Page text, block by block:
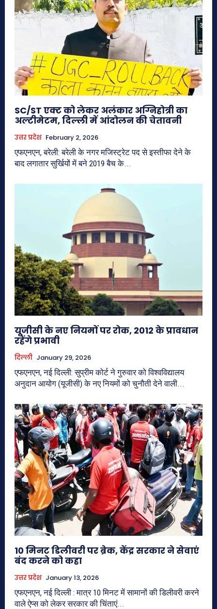
SC/ST एक्ट को लेकर अलंकार अग्निहोत्री का
अल्टीमेटम, दिल्ली में आंदोलन की चेतावनी
उत्तर प्रदेश February 2, 2026
एफएनएन, बरेली: बरेली के नगर मजिस्ट्रेट पद से इस्तीफा देने के
बाद लगातार सुर्खियों में बने 2019 बैच के...
यूजीसी के नए नियमों पर रोक, 2012 के प्रावधान
रहेंगे प्रभावी
दिल्ली January 29, 2026
एफएनएन, नई दिल्ली: सुप्रीम कोर्ट ने गुरुवार को विश्वविद्यालय
अनुदान आयोग (यूजीसी) के नए नियमों को चुनौती देने वाली...
10 मिनट डिलीवरी पर ब्रेक, केंद्र सरकार ने सेवाएं
बंद करने को कहा
उत्तर प्रदेश January 13, 2026
एफएनएन, नई दिल्ली : मात्र 10 मिनट में सामानों की डिलीवरी करने
वाले ऐप्स को लेकर सरकार की चिंताएं...